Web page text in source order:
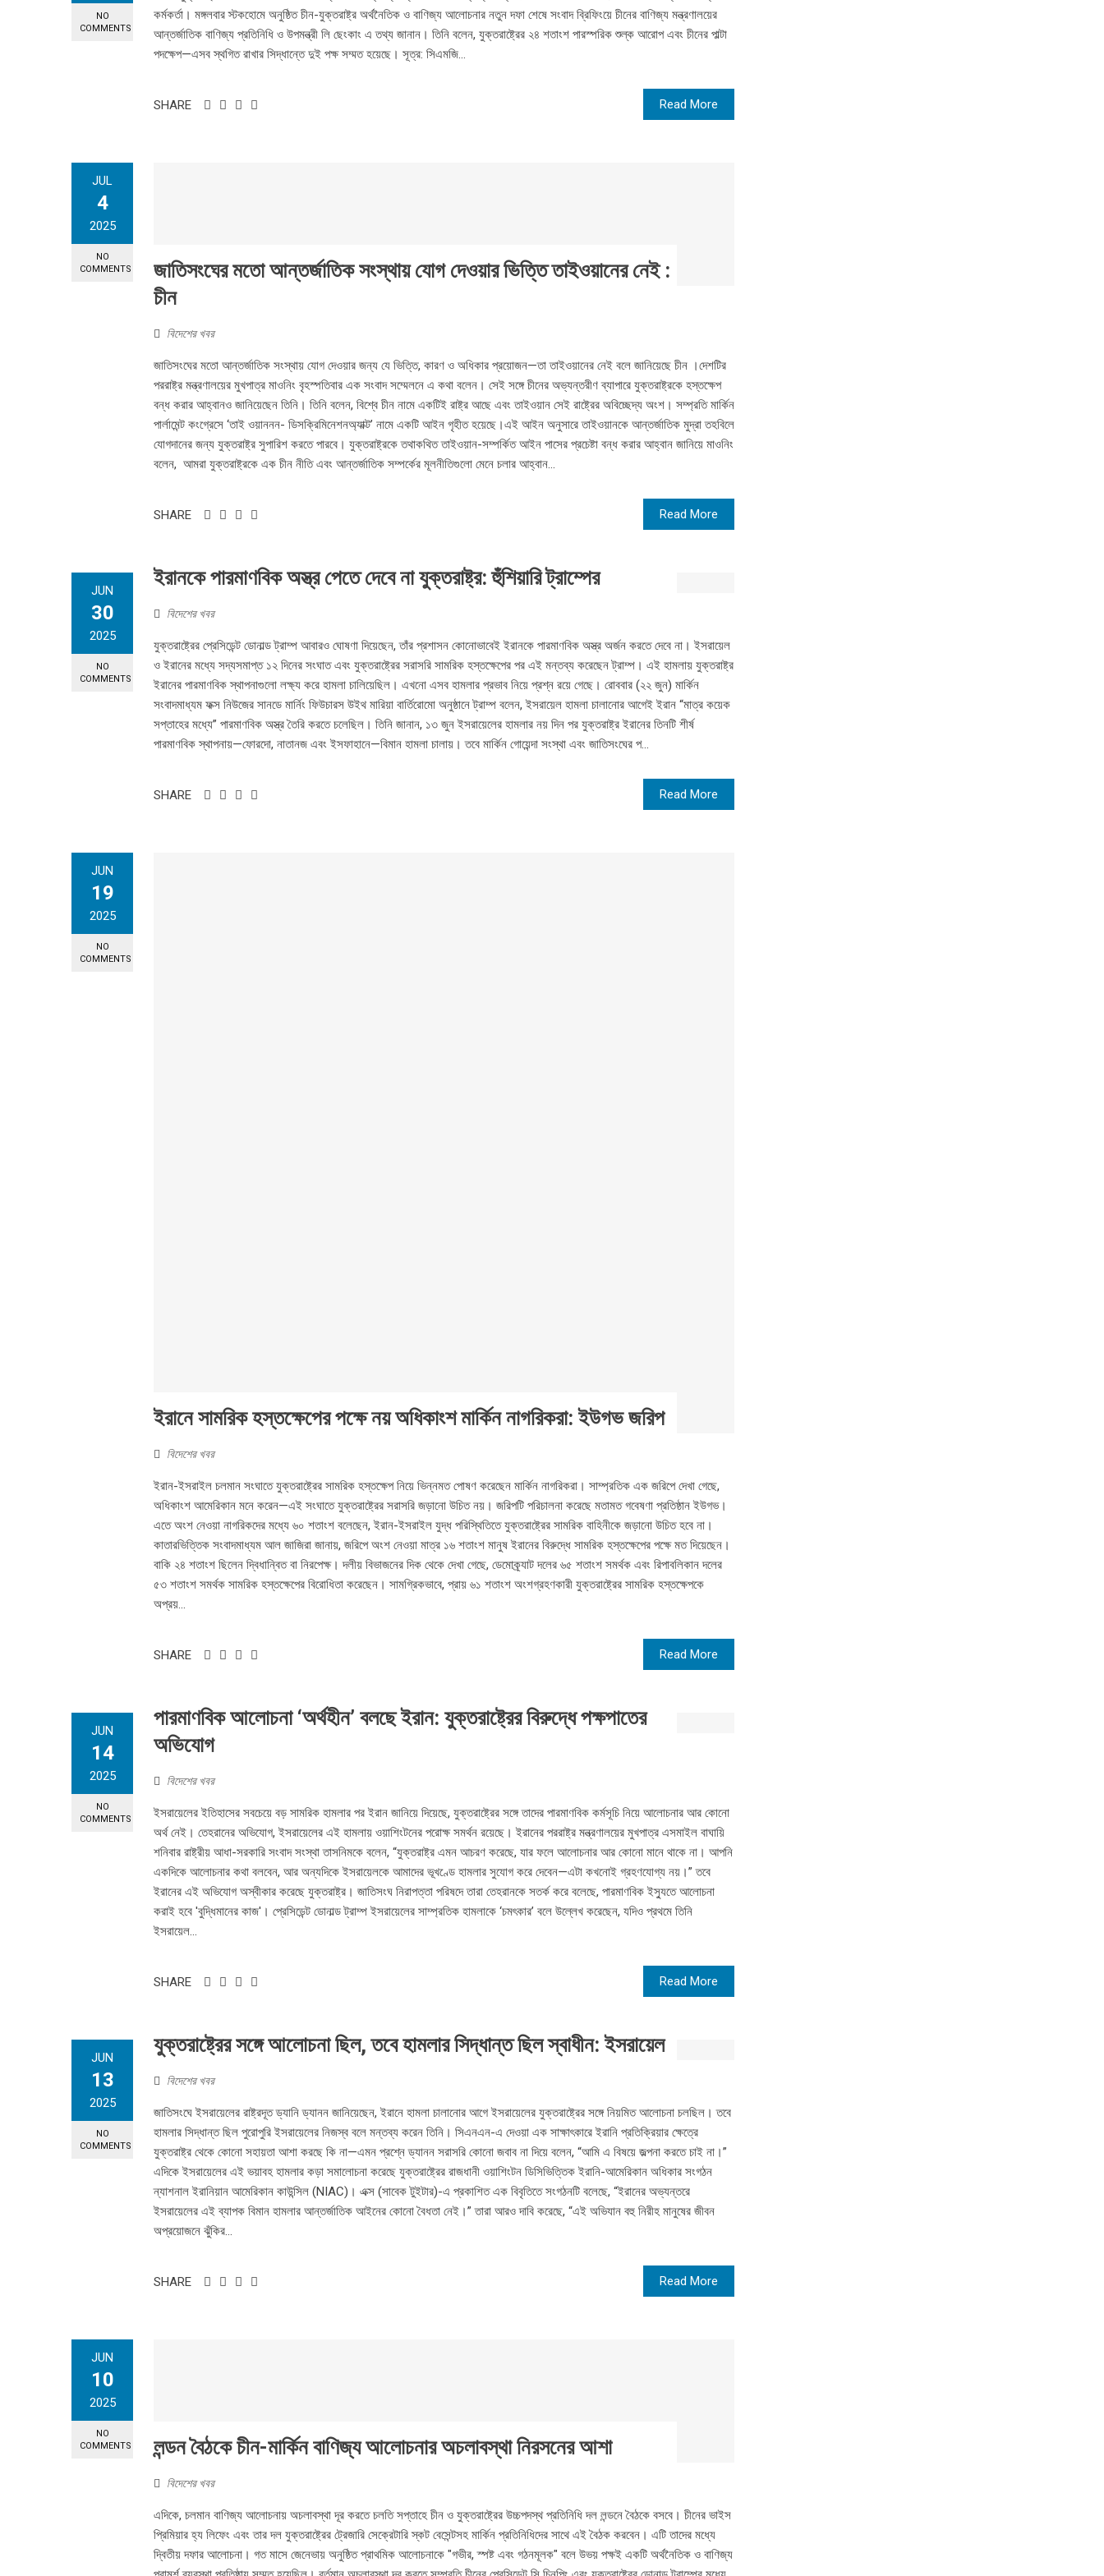
NO
COMMENTS
কর্মকর্তা। মঙ্গলবার স্টকহোমে অনুষ্ঠিত চীন-যুক্তরাষ্ট্র অর্থনৈতিক ও বাণিজ্য আলোচনার নতুন দফা শেষে সংবাদ ব্রিফিংয়ে চীনের বাণিজ্য মন্ত্রণালয়ের
আন্তর্জাতিক বাণিজ্য প্রতিনিধি ও উপমন্ত্রী লি ছেংকাং এ তথ্য জানান। তিনি বলেন, যুক্তরাষ্ট্রের ২৪ শতাংশ পারস্পরিক শুল্ক আরোপ এবং চীনের পাল্টা
পদক্ষেপ—এসব স্থগিত রাখার সিদ্ধান্তে দুই পক্ষ সম্মত হয়েছে। সূত্র: সিএমজি...
Read More
SHARE
JUL
4
2025
NO
COMMENTS
জাতিসংঘের মতো আন্তর্জাতিক সংস্থায় যোগ দেওয়ার ভিত্তি তাইওয়ানের নেই :
চীন
বিদেশের খবর
জাতিসংঘের মতো আন্তর্জাতিক সংস্থায় যোগ দেওয়ার জন্য যে ভিত্তি, কারণ ও অধিকার প্রয়োজন—তা তাইওয়ানের নেই বলে জানিয়েছে চীন ।দেশটির
পররাষ্ট্র মন্ত্রণালয়ের মুখপাত্র মাওনিং বৃহস্পতিবার এক সংবাদ সম্মেলনে এ কথা বলেন। সেই সঙ্গে চীনের অভ্যন্তরীণ ব্যাপারে যুক্তরাষ্ট্রকে হস্তক্ষেপ
বন্ধ করার আহ্বানও জানিয়েছেন তিনি। তিনি বলেন, বিশ্বে চীন নামে একটিই রাষ্ট্র আছে এবং তাইওয়ান সেই রাষ্ট্রের অবিচ্ছেদ্য অংশ। সম্প্রতি মার্কিন
পার্লামেন্ট কংগ্রেসে ‘তাই ওয়াননন- ডিসক্রিমিনেশনঅ্যাক্ট’ নামে একটি আইন গৃহীত হয়েছে।এই আইন অনুসারে তাইওয়ানকে আন্তর্জাতিক মুদ্রা তহবিলে
যোগদানের জন্য যুক্তরাষ্ট্র সুপারিশ করতে পারবে। যুক্তরাষ্ট্রকে তথাকথিত তাইওয়ান-সম্পর্কিত আইন পাসের প্রচেষ্টা বন্ধ করার আহ্বান জানিয়ে মাওনিং
বলেন, আমরা যুক্তরাষ্ট্রকে এক চীন নীতি এবং আন্তর্জাতিক সম্পর্কের মূলনীতিগুলো মেনে চলার আহ্বান...
Read More
SHARE
JUN
30
2025
NO
COMMENTS
ইরানকে পারমাণবিক অস্ত্র পেতে দেবে না যুক্তরাষ্ট্র: হুঁশিয়ারি ট্রাম্পের
বিদেশের খবর
যুক্তরাষ্ট্রের প্রেসিডেন্ট ডোনাল্ড ট্রাম্প আবারও ঘোষণা দিয়েছেন, তাঁর প্রশাসন কোনোভাবেই ইরানকে পারমাণবিক অস্ত্র অর্জন করতে দেবে না। ইসরায়েল
ও ইরানের মধ্যে সদ্যসমাপ্ত ১২ দিনের সংঘাত এবং যুক্তরাষ্ট্রের সরাসরি সামরিক হস্তক্ষেপের পর এই মন্তব্য করেছেন ট্রাম্প। এই হামলায় যুক্তরাষ্ট্র
ইরানের পারমাণবিক স্থাপনাগুলো লক্ষ্য করে হামলা চালিয়েছিল। এখনো এসব হামলার প্রভাব নিয়ে প্রশ্ন রয়ে গেছে। রোববার (২২ জুন) মার্কিন
সংবাদমাধ্যম ফক্স নিউজের সানডে মার্নিং ফিউচারস উইথ মারিয়া বার্তিরোমো অনুষ্ঠানে ট্রাম্প বলেন, ইসরায়েল হামলা চালানোর আগেই ইরান “মাত্র কয়েক
সপ্তাহের মধ্যে” পারমাণবিক অস্ত্র তৈরি করতে চলেছিল। তিনি জানান, ১৩ জুন ইসরায়েলের হামলার নয় দিন পর যুক্তরাষ্ট্র ইরানের তিনটি শীর্ষ
পারমাণবিক স্থাপনায়—ফোরদো, নাতানজ এবং ইসফাহানে—বিমান হামলা চালায়। তবে মার্কিন গোয়েন্দা সংস্থা এবং জাতিসংঘের প...
Read More
SHARE
JUN
19
2025
NO
COMMENTS
ইরানে সামরিক হস্তক্ষেপের পক্ষে নয় অধিকাংশ মার্কিন নাগরিকরা: ইউগভ জরিপ
বিদেশের খবর
ইরান-ইসরাইল চলমান সংঘাতে যুক্তরাষ্ট্রের সামরিক হস্তক্ষেপ নিয়ে ভিন্নমত পোষণ করেছেন মার্কিন নাগরিকরা। সাম্প্রতিক এক জরিপে দেখা গেছে,
অধিকাংশ আমেরিকান মনে করেন—এই সংঘাতে যুক্তরাষ্ট্রের সরাসরি জড়ানো উচিত নয়। জরিপটি পরিচালনা করেছে মতামত গবেষণা প্রতিষ্ঠান ইউগভ।
এতে অংশ নেওয়া নাগরিকদের মধ্যে ৬০ শতাংশ বলেছেন, ইরান-ইসরাইল যুদ্ধ পরিস্থিতিতে যুক্তরাষ্ট্রের সামরিক বাহিনীকে জড়ানো উচিত হবে না।
কাতারভিত্তিক সংবাদমাধ্যম আল জাজিরা জানায়, জরিপে অংশ নেওয়া মাত্র ১৬ শতাংশ মানুষ ইরানের বিরুদ্ধে সামরিক হস্তক্ষেপের পক্ষে মত দিয়েছেন।
বাকি ২৪ শতাংশ ছিলেন দ্বিধান্বিত বা নিরপেক্ষ। দলীয় বিভাজনের দিক থেকে দেখা গেছে, ডেমোক্র্যাট দলের ৬৫ শতাংশ সমর্থক এবং রিপাবলিকান দলের
৫৩ শতাংশ সমর্থক সামরিক হস্তক্ষেপের বিরোধিতা করেছেন। সামগ্রিকভাবে, প্রায় ৬১ শতাংশ অংশগ্রহণকারী যুক্তরাষ্ট্রের সামরিক হস্তক্ষেপকে
অপ্রয়...
Read More
SHARE
JUN
14
2025
NO
COMMENTS
পারমাণবিক আলোচনা ‘অর্থহীন’ বলছে ইরান: যুক্তরাষ্ট্রের বিরুদ্ধে পক্ষপাতের
অভিযোগ
বিদেশের খবর
ইসরায়েলের ইতিহাসের সবচেয়ে বড় সামরিক হামলার পর ইরান জানিয়ে দিয়েছে, যুক্তরাষ্ট্রের সঙ্গে তাদের পারমাণবিক কর্মসূচি নিয়ে আলোচনার আর কোনো
অর্থ নেই। তেহরানের অভিযোগ, ইসরায়েলের এই হামলায় ওয়াশিংটনের পরোক্ষ সমর্থন রয়েছে। ইরানের পররাষ্ট্র মন্ত্রণালয়ের মুখপাত্র এসমাইল বাঘায়ি
শনিবার রাষ্ট্রীয় আধা-সরকারি সংবাদ সংস্থা তাসনিমকে বলেন, “যুক্তরাষ্ট্র এমন আচরণ করেছে, যার ফলে আলোচনার আর কোনো মানে থাকে না। আপনি
একদিকে আলোচনার কথা বলবেন, আর অন্যদিকে ইসরায়েলকে আমাদের ভূখণ্ডে হামলার সুযোগ করে দেবেন—এটা কখনোই গ্রহণযোগ্য নয়।” তবে
ইরানের এই অভিযোগ অস্বীকার করেছে যুক্তরাষ্ট্র। জাতিসংঘ নিরাপত্তা পরিষদে তারা তেহরানকে সতর্ক করে বলেছে, পারমাণবিক ইস্যুতে আলোচনা
করাই হবে 'বুদ্ধিমানের কাজ'। প্রেসিডেন্ট ডোনাল্ড ট্রাম্প ইসরায়েলের সাম্প্রতিক হামলাকে ‘চমৎকার’ বলে উল্লেখ করেছেন, যদিও প্রথমে তিনি
ইসরায়েল...
Read More
SHARE
JUN
13
2025
NO
COMMENTS
যুক্তরাষ্ট্রের সঙ্গে আলোচনা ছিল, তবে হামলার সিদ্ধান্ত ছিল স্বাধীন: ইসরায়েল
বিদেশের খবর
জাতিসংঘে ইসরায়েলের রাষ্ট্রদূত ড্যানি ড্যানন জানিয়েছেন, ইরানে হামলা চালানোর আগে ইসরায়েলের যুক্তরাষ্ট্রের সঙ্গে নিয়মিত আলোচনা চলছিল। তবে
হামলার সিদ্ধান্ত ছিল পুরোপুরি ইসরায়েলের নিজস্ব বলে মন্তব্য করেন তিনি। সিএনএন-এ দেওয়া এক সাক্ষাৎকারে ইরানি প্রতিক্রিয়ার ক্ষেত্রে
যুক্তরাষ্ট্র থেকে কোনো সহায়তা আশা করছে কি না—এমন প্রশ্নে ড্যানন সরাসরি কোনো জবাব না দিয়ে বলেন, “আমি এ বিষয়ে জল্পনা করতে চাই না।”
এদিকে ইসরায়েলের এই ভয়াবহ হামলার কড়া সমালোচনা করেছে যুক্তরাষ্ট্রের রাজধানী ওয়াশিংটন ডিসিভিত্তিক ইরানি-আমেরিকান অধিকার সংগঠন
ন্যাশনাল ইরানিয়ান আমেরিকান কাউন্সিল (NIAC)। এক্স (সাবেক টুইটার)-এ প্রকাশিত এক বিবৃতিতে সংগঠনটি বলেছে, “ইরানের অভ্যন্তরে
ইসরায়েলের এই ব্যাপক বিমান হামলার আন্তর্জাতিক আইনের কোনো বৈধতা নেই।” তারা আরও দাবি করেছে, “এই অভিযান বহু নিরীহ মানুষের জীবন
অপ্রয়োজনে ঝুঁকির...
Read More
SHARE
JUN
10
2025
NO
COMMENTS
লন্ডন বৈঠকে চীন-মার্কিন বাণিজ্য আলোচনার অচলাবস্থা নিরসনের আশা
বিদেশের খবর
এদিকে, চলমান বাণিজ্য আলোচনায় অচলাবস্থা দূর করতে চলতি সপ্তাহে চীন ও যুক্তরাষ্ট্রের উচ্চপদস্থ প্রতিনিধি দল লন্ডনে বৈঠকে বসবে। চীনের ভাইস
প্রিমিয়ার হ্য লিফেং এবং তার দল যুক্তরাষ্ট্রের ট্রেজারি সেক্রেটারি স্কট বেসেন্টসহ মার্কিন প্রতিনিধিদের সাথে এই বৈঠক করবেন। এটি তাদের মধ্যে
দ্বিতীয় দফার আলোচনা। গত মাসে জেনেভায় অনুষ্ঠিত প্রাথমিক আলোচনাকে "গভীর, স্পষ্ট এবং গঠনমূলক" বলে উভয় পক্ষই একটি অর্থনৈতিক ও বাণিজ্য